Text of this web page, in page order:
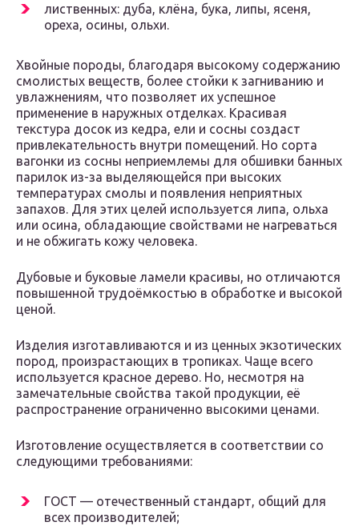
лиственных: дуба, клёна, бука, липы, ясеня,
ореха, осины, ольхи.
Хвойные породы, благодаря высокому содержанию
смолистых веществ, более стойки к загниванию и
увлажнениям, что позволяет их успешное
применение в наружных отделках. Красивая
текстура досок из кедра, ели и сосны создаст
привлекательность внутри помещений. Но сорта
вагонки из сосны неприемлемы для обшивки банных
парилок из-за выделяющейся при высоких
температурах смолы и появления неприятных
запахов. Для этих целей используется липа, ольха
или осина, обладающие свойствами не нагреваться
и не обжигать кожу человека.
Дубовые и буковые ламели красивы, но отличаются
повышенной трудоёмкостью в обработке и высокой
ценой.
Изделия изготавливаются и из ценных экзотических
пород, произрастающих в тропиках. Чаще всего
используется красное дерево. Но, несмотря на
замечательные свойства такой продукции, её
распространение ограниченно высокими ценами.
Изготовление осуществляется в соответствии со
следующими требованиями:
ГОСТ — отечественный стандарт, общий для
всех производителей;